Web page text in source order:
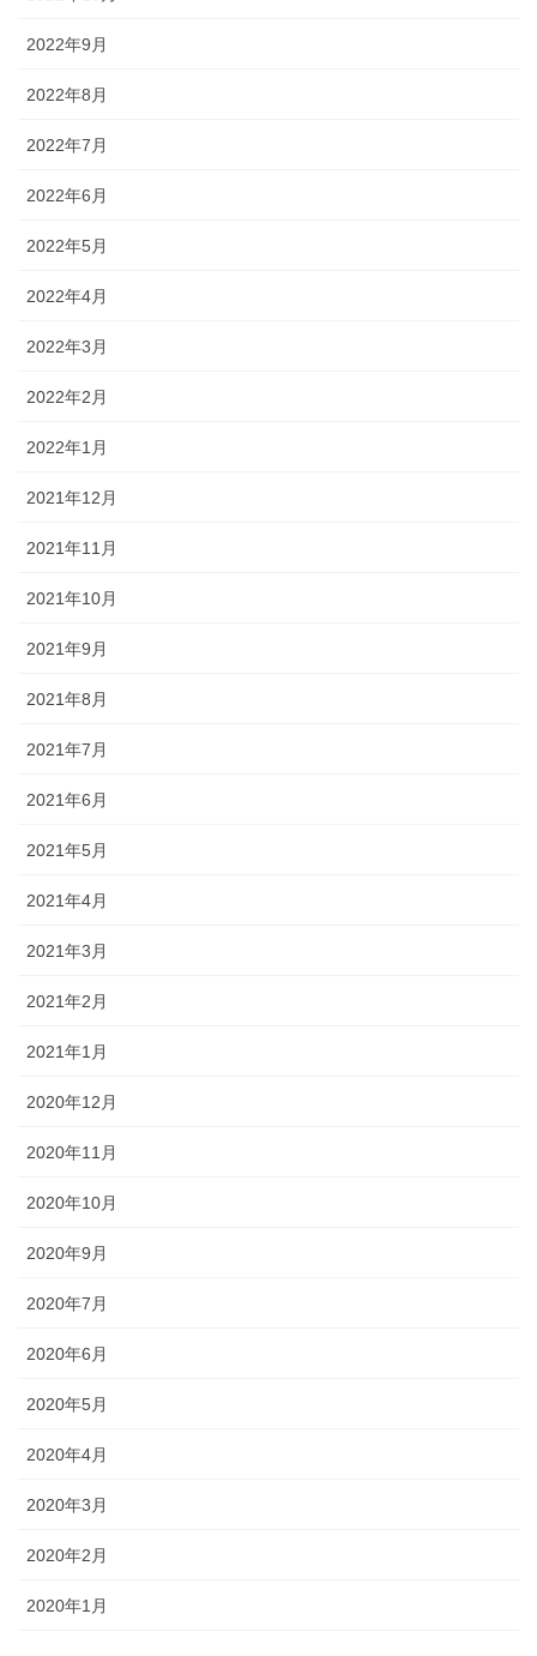
2022年9月
2022年8月
2022年7月
2022年6月
2022年5月
2022年4月
2022年3月
2022年2月
2022年1月
2021年12月
2021年11月
2021年10月
2021年9月
2021年8月
2021年7月
2021年6月
2021年5月
2021年4月
2021年3月
2021年2月
2021年1月
2020年12月
2020年11月
2020年10月
2020年9月
2020年7月
2020年6月
2020年5月
2020年4月
2020年3月
2020年2月
2020年1月